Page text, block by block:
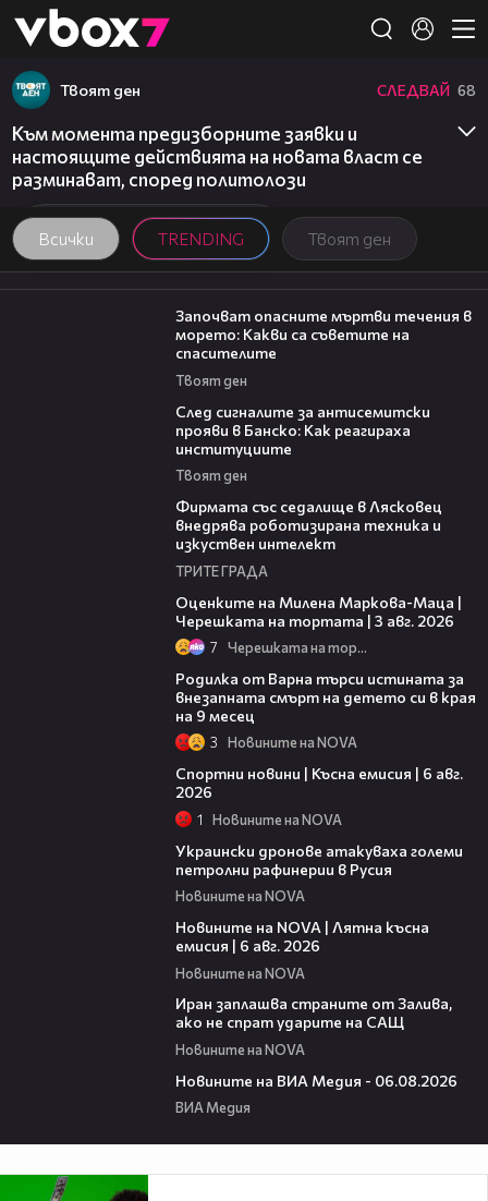
👾
Всички TRENDING Твоят ден
Твоят ден СЛЕДВАЙ 68
Към момента предизборните заявки и
настоящите действията на новата власт се
разминават, според политолози
03:59
Започват опасните мъртви течения в
морето: Какви са съветите на
спасителите
Твоят ден
След сигналите за антисемитски
прояви в Банско: Как реагираха
институциите
Твоят ден
Фирмата със седалище в Лясковец
внедрява роботизирана техника и
изкуствен интелект
ТРИТЕ ГРАДА
Оценките на Милена Маркова-Маца |
Черешката на тортата | 3 авг. 2026
7 Черешката на тортата
Родилка от Варна търси истината за
внезапната смърт на детето си в края
на 9 месец
3 Новините на NOVA
Спортни новини | Късна емисия | 6 авг.
2026
1 Новините на NOVA
Украински дронове атакуваха големи
петролни рафинерии в Русия
Новините на NOVA
Новините на NOVA | Лятна късна
емисия | 6 авг. 2026
Новините на NOVA
Иран заплашва страните от Залива,
ако не спрат ударите на САЩ
Новините на NOVA
Новините на ВИА Медия - 06.08.2026
ВИА Медия